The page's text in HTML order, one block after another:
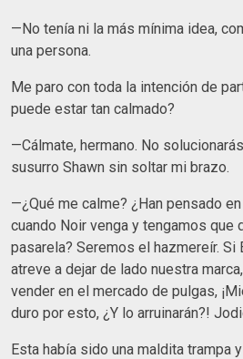
—No tenía ni la más mínima idea,
una persona.
Me paro con toda la intención de
puede estar tan calmado?
—Cálmate, hermano. No
susurro Shawn sin soltar mi brazo.
—¿Qué me calme? ¿Han pensado
cuando Noir venga y tengamos que
pasarela? Seremos el hazmereír. Si
atreve a dejar de lado nuestra
vender en el mercado de pulgas,
duro por esto, ¿Y lo arruinarán?!
Esta había sido una maldita trampa